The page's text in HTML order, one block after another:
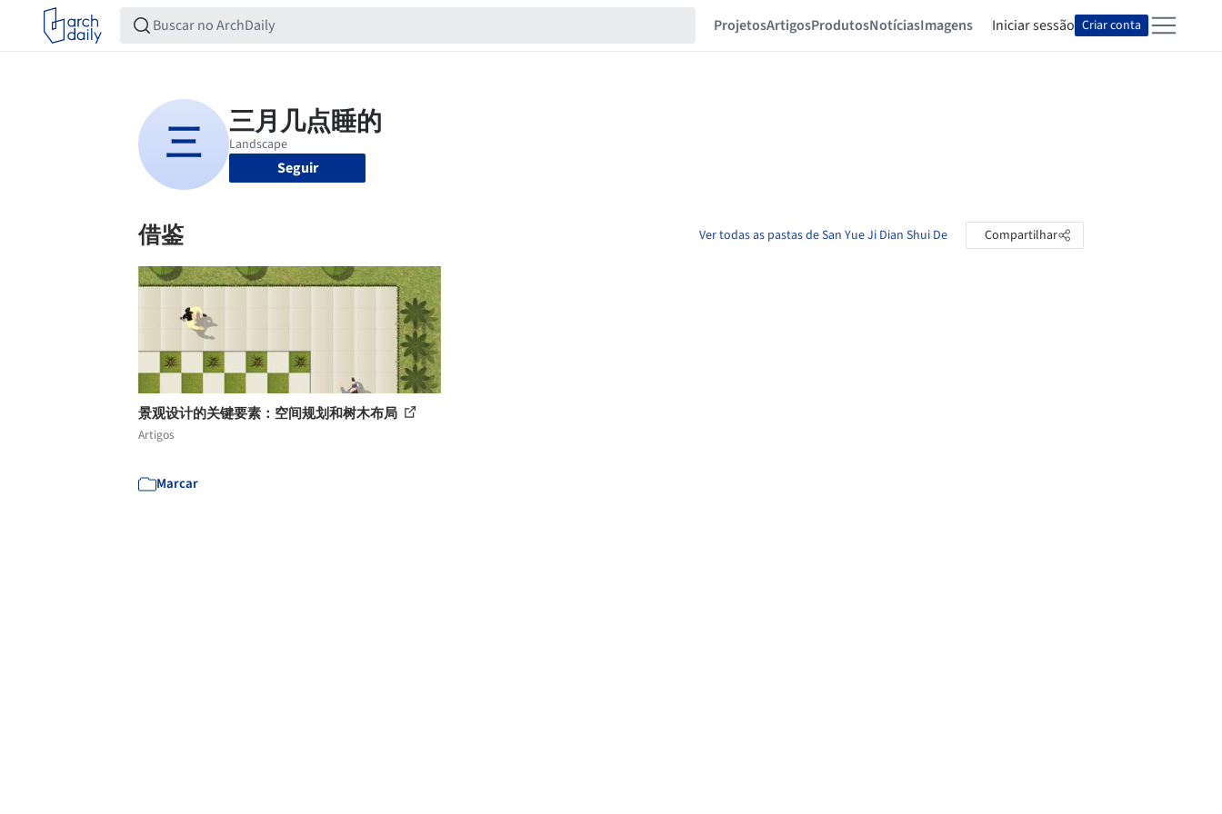
ProjetosArtigosProdutosNotíciasImagens Iniciar sessão Criar conta
Seguir
借鉴 Ver todas as pastas de San Yue Ji Dian Shui De Compartilhar
景观设计的关键要素：空间规划和树木布局
Artigos
Marcar